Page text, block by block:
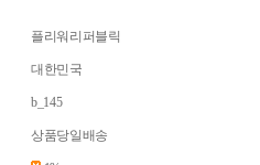
플리워리퍼블릭
대한민국
b_145
상품당일배송